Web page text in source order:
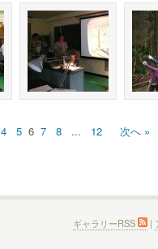
4 5 6 7 8 ... 12 次へ »
ギャラリーRSS |